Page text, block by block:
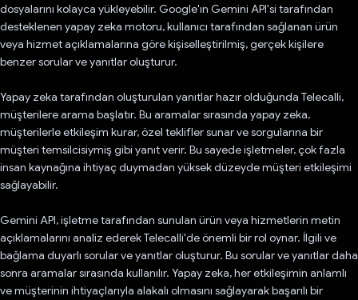
dosyalarını kolayca yükleyebilir. Google'ın Gemini API'si tarafından
desteklenen yapay zeka motoru, kullanıcı tarafından sağlanan ürün
veya hizmet açıklamalarına göre kişiselleştirilmiş, gerçek kişilere
benzer sorular ve yanıtlar oluşturur.
Yapay zeka tarafından oluşturulan yanıtlar hazır olduğunda Telecalli,
müşterilere arama başlatır. Bu aramalar sırasında yapay zeka,
müşterilerle etkileşim kurar, özel teklifler sunar ve sorgularına bir
müşteri temsilcisiymiş gibi yanıt verir. Bu sayede işletmeler, çok fazla
insan kaynağına ihtiyaç duymadan yüksek düzeyde müşteri etkileşimi
sağlayabilir.
Gemini API, işletme tarafından sunulan ürün veya hizmetlerin metin
açıklamalarını analiz ederek Telecalli'de önemli bir rol oynar. İlgili ve
bağlama duyarlı sorular ve yanıtlar oluşturur. Bu sorular ve yanıtlar daha
sonra aramalar sırasında kullanılır. Yapay zeka, her etkileşimin anlamlı
ve müşterinin ihtiyaçlarıyla alakalı olmasını sağlayarak başarılı bir